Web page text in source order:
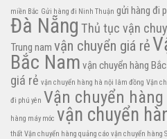
miền Bắc Gửi hàng đi Ninh Thuận gửi hàng đi
Đà Nẵng Thủ tục vận
Trung nam vận chuyển giá rẻ
Bắc Nam vận chuyển hàng
giá rẻ vận chuyển hàng hà nội lâm đồng Vận
đi phú yên Vận chuyển
hàng máy móc vận chuyển
thất Vận chuyển hàng quảng cáo vận chuyển hàng